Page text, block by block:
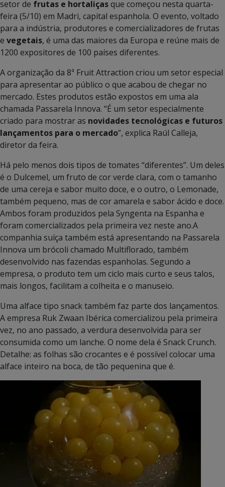
setor de frutas e hortaliçasque começou nesta quarta-
feira (5/10) em Madri, capital espanhola. O evento, voltado
para a indústria, produtores e comercializadores de frutas
e vegetais, é uma das maiores da Europa e reúne mais de
1200 expositores de 100 países diferentes.
A organização da 8ª Fruit Attraction criou um setor especial
para apresentar ao público o que acabou de chegar no
mercado. Estes produtos estão expostos em uma ala
chamada Passarela Innova. “É um setor especialmente
criado para mostrar as novidades tecnológicas e futuros
lançamentos para o mercado”, explica Raúl Calleja,
diretor da feira.
Há pelo menos dois tipos de tomates “diferentes”. Um deles
é o Dulcemel, um fruto de cor verde clara, com o tamanho
de uma cereja e sabor muito doce, e o outro, o Lemonade,
também pequeno, mas de cor amarela e sabor ácido e doce.
Ambos foram produzidos pela Syngenta na Espanha e
foram comercializados pela primeira vez neste ano.A
companhia suíça também está apresentando na Passarela
Innova um brócoli chamado Multiflorado, também
desenvolvido nas fazendas espanholas. Segundo a
empresa, o produto tem um ciclo mais curto e seus talos,
mais longos, facilitam a colheita e o manuseio.
Uma alface tipo snack também faz parte dos lançamentos.
A empresa Ruk Zwaan Ibérica comercializou pela primeira
vez, no ano passado, a verdura desenvolvida para ser
consumida como um lanche. O nome dela é Snack Crunch.
Detalhe: as folhas são crocantes e é possível colocar uma
alface inteiro na boca, de tão pequenina que é.